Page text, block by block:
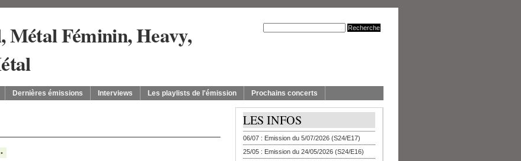
Dernières émissions Interviews Les playlists de l'émission Prochains concerts
•
LES INFOS
06/07 : Emission du 5/07/2026 (S24/E17)
25/05 : Emission du 24/05/2026 (S24/E16)